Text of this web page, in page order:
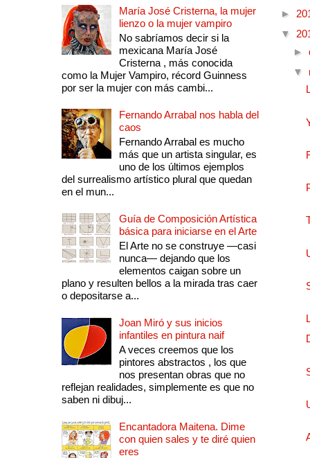
María José Cristerna, la mujer
lienzo o la mujer vampiro
No sabríamos decir si la
mexicana María José
Cristerna , más conocida
como la Mujer Vampiro, récord Guinness
por ser la mujer con más cambi...
Fernando Arrabal nos habla del
caos
Fernando Arrabal es mucho
más que un artista singular, es
uno de los últimos ejemplos
del surrealismo artístico plural que quedan
en el mun...
Guía de Composición Artística
básica para iniciarse en el Arte
El Arte no se construye —casi
nunca— dejando que los
elementos caigan sobre un
plano y resulten bellos a la mirada tras caer
o depositarse a...
Joan Miró y sus inicios
infantiles en pintura naif
A veces creemos que los
pintores abstractos , los que
nos presentan obras que no
reflejan realidades, simplemente es que no
saben ni dibuj...
Encantadora Maitena. Dime
con quien sales y te diré quien
eres
►
▼
►
▼